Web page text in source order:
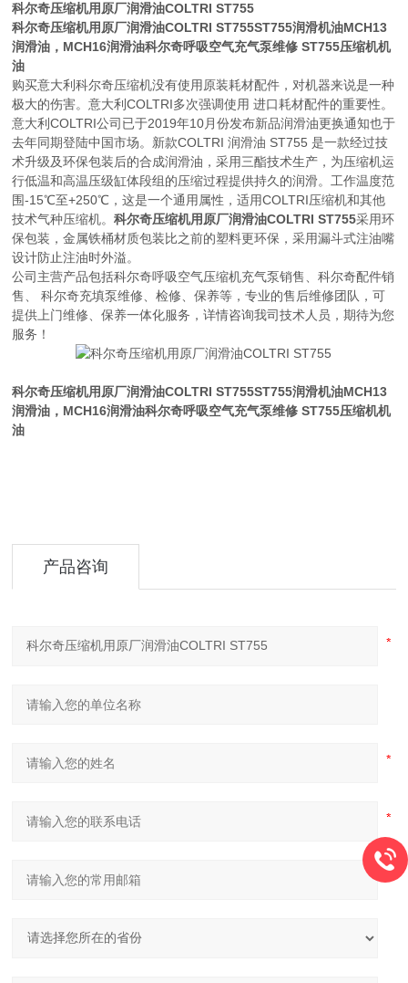
科尔奇压缩机用原厂润滑油COLTRI ST755
科尔奇压缩机用原厂润滑油COLTRI ST755ST755润滑机油MCH13
润滑油，MCH16润滑油科尔奇呼吸空气充气泵维修 ST755压缩机机
油
购买意大利科尔奇压缩机没有使用原装耗材配件，对机器来说是一种
极大的伤害。意大利COLTRI多次强调使用 进口耗材配件的重要性。
意大利COLTRI公司已于2019年10月份发布新品润滑油更换通知也于
去年同期登陆中国市场。新款COLTRI 润滑油 ST755 是一款经过技
术升级及环保包装后的合成润滑油，采用三酯技术生产，为压缩机运
行低温和高温压级缸体段组的压缩过程提供持久的润滑。工作温度范
围-15℃至+250℃，这是一个通用属性，适用COLTRI压缩机和其他
技术气种压缩机。科尔奇压缩机用原厂润滑油COLTRI ST755采用环
保包装，金属铁桶材质包装比之前的塑料更环保，采用漏斗式注油嘴
设计防止注油时外溢。
公司主营产品包括科尔奇呼吸空气压缩机充气泵销售、科尔奇配件销
售、 科尔奇充填泵维修、检修、保养等，专业的售后维修团队，可
提供上门维修、保养一体化服务，详情咨询我司技术人员，期待为您
服务！
科尔奇压缩机用原厂润滑油COLTRI ST755ST755润滑机油MCH13
润滑油，MCH16润滑油科尔奇呼吸空气充气泵维修 ST755压缩机机
油
产品咨询